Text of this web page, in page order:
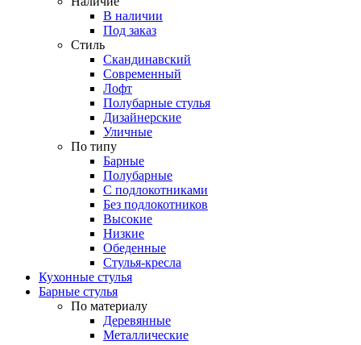
В наличии
Под заказ
Стиль
Скандинавский
Современный
Лофт
Полубарные стулья
Дизайнерские
Уличные
По типу
Барные
Полубарные
С подлокотниками
Без подлокотников
Высокие
Низкие
Обеденные
Стулья-кресла
Кухонные стулья
Барные стулья
По материалу
Деревянные
Металлические